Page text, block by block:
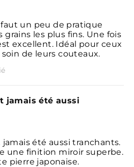
un peu de pratique
les plus fins. Une fois
excellent. Idéal pour ceux
de leurs couteaux.
jamais été aussi
été aussi tranchants.
une finition miroir superbe.
pierre japonaise.